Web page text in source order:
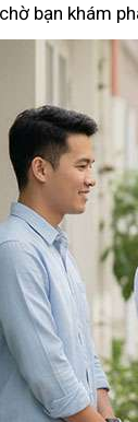
bạn khám